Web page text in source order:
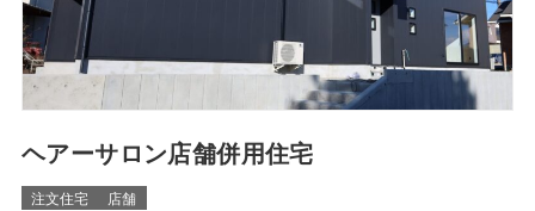
ヘアーサロン店舗併用住宅
注文住宅
店舗